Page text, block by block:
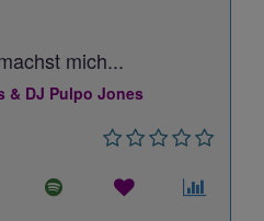
mich...
& DJ Pulpo Jones